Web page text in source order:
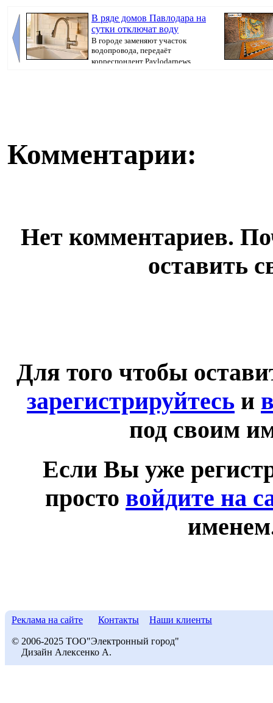
В ряде домов Павлодара на
сутки отключат воду
В городе заменяют участок
водопровода, передаёт
корреспондент Pavlodarnews....
Комментарии:
Нет комментариев.
оставить
Для того чтобы
зарегистрируйтесь и
под своим
Если Вы уже
просто войдите на
Реклама на сайте Контакты Наши клиенты
© 2006-2025 ТОО"Электронный город"
Дизайн Алексенко А.